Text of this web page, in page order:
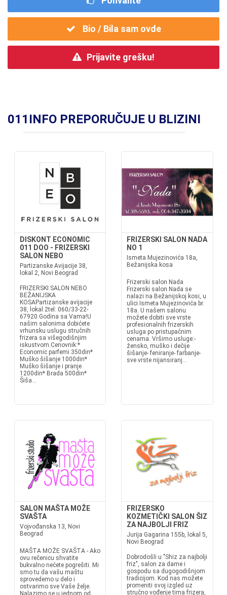
Bio / Bila sam ovde
Prijavite grešku!
011INFO PREPORUČUJE U BLIZINI
DISKONT ECONOMIC
011 DOO - FRIZERSKI
SALON NEBO
Partizanske Avijacije 38,
lokal 2, Novi Beograd
FRIZERSKI SALON NEBO
BEŽANIJSKA
KOSAPartizanske avijacije
38, lokal 2tel: 060/33-22-
67920 Godina sa Vama!U
našim salonima dobićete
vrhunsku uslugu stručnih
frizera sa višegodišnjim
iskustvom.Cenovnik:*
Economic parfemi 350din*
Muško šišanje 1000din*
Muško šišanje i pranje
1200din* Brada 500din*
Šiša...
FRIZERSKI SALON NADA
NO 1
Ismeta Mujezinovića 18a,
Bežanijska kosa
Frizerski salon Nada
Frizerski salon Nada se
nalazi na Bežanijskoj kosi, u
ulici Ismeta Mujezinovića br.
18a. U našem salonu
možete dobiti sve vrste
profesionalnih frizerskih
usluga po pristupačnim
cenama. Vršimo usluge:-
žensko, muško i dečije
šišanje- feniranje- farbanje-
sve vrste nijansiranj...
SALON MAŠTA MOŽE
SVAŠTA
Vojvođanska 13, Novi
Beograd
MAŠTA MOŽE SVAŠTA - Ako
ovu rečenicu shvatite
bukvalno nećete pogrešiti. Mi
smo tu da vašu maštu
sprovedemo u delo i
ostvarimo sve Vaše želje.
Nalazimo se u jednom od
FRIZERSKO
KOZMETIČKI SALON ŠIZ
ZA NAJBOLJI FRIZ
Jurija Gagarina 155b, lokal 5,
Novi Beograd
Dobrodošli u "Shiz za najbolji
friz", salon za dame i
gospodu sa dugogodišnjom
tradicijom. Kod nas možete
promeniti svoj izgled uz
stručno vođenje tima frizera,